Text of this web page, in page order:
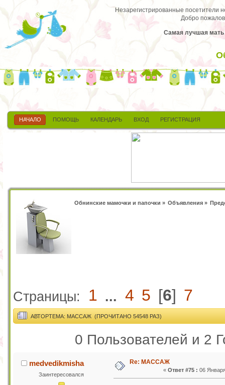
Незарегистрированные посетители
Добро
Самая лучшая мать
НАЧАЛО ПОМОЩЬ КАЛЕНДАРЬ ВХОД РЕГИСТРАЦИЯ
Обнинские мамочки и папочки » Объявления»
Страницы: 1 ... 4 5 [6] 7
АВТОРТЕМА: МАССАЖ (ПРОЧИТАНО 54548 РАЗ)
0 Пользователей и 2
medvedikmisha
Заинтересовался
Re: МАССАЖ
« Ответ #75 : 06